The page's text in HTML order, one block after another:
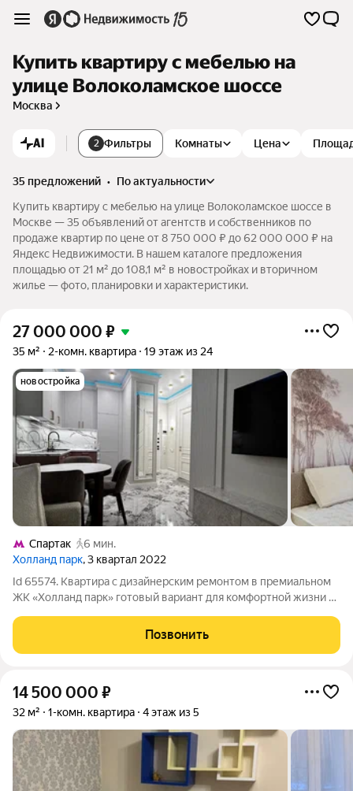
Купить квартиру с мебелью на
улице Волоколамское шоссе
Москва
AI 2 Фильтры Комнаты Цена
35 предложений •
по актуальности
Купить квартиру с мебелью на улице Волоколамское шоссе в
Москве — 35 объявлений от агентств и собственников по
продаже квартир по цене от 8 750 000 ₽ до 62 000 000 ₽ на
Яндекс Недвижимости. В нашем каталоге предложения
площадью от 21 м² до 108,1 м² в новостройках и вторичном
жилье — фото, планировки и характеристики.
27 000 000 ₽
35 м² 2-комн. квартира 19 этаж из 24
новостройка
Спартак
6 мин.
Холланд парк, 3 квартал 2022
Id 65574. Квартира с дизайнерским ремонтом в премиальном
ЖК «Холланд парк» готовый вариант для комфортной жизни в
кто ценит качество, стиль и продуманную urban-
инфраструктуру. Объект сдан в
Позвонить
14 500 000 ₽
32 м² 1-комн. квартира 4 этаж из 5